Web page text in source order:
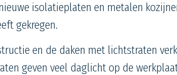
isolatieplaten en metalen
gekregen.
en de daken met lichtstraten
geven veel daglicht op de